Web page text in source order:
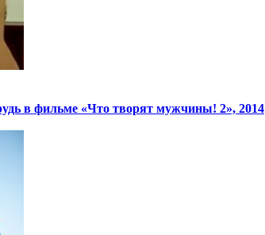
в фильме «Что творят мужчины! 2», 2014